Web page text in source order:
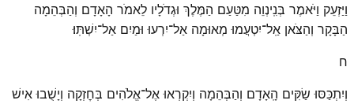
וַיַּזְעֵק וַיֹּאמֶר בְּנִֽינְוֵה מִטַּעַם הַמֶּלֶךְ וּגְדֹלָיו לֵאמֹר הָאָדָם וְהַבְּהֵמָה
הַבָּקָר וְהַצֹּאן אַֽל־יִטְעֲמוּ מְאוּמָה אַל־יִרְעוּ וּמַיִם אַל־יִשְׁתּֽוּ׃
ח
וְיִתְכַּסּוּ שַׂקִּים הָֽאָדָם וְהַבְּהֵמָה וְיִקְרְאוּ אֶל־אֱלֹהִים בְּחׇזְקָה וְיָשֻׁבוּ אִישׁ